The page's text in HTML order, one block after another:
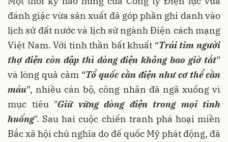
đánh giặc vừa sản xuất đã góp phần ghi danh vào
lịch sử đất nước và lịch sử ngành Điện cách mạng
Việt Nam. Với tinh thần bất khuất “Trái tim người
thợ điện còn đập thì dòng điện không bao giờ tắt”
và lòng quả cảm “Tổ quốc cần điện như cơ thể cần
máu”, nhiều cán bộ, công nhân đã ngã xuống vì
mục tiêu "Giữ vững dòng điện trong mọi tình
huống". Sau hai cuộc chiến tranh phá hoại miền
Bắc xã hội chủ nghĩa do đế quốc Mỹ phát động, đã